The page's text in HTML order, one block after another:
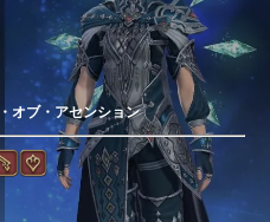
オブ・アセンション